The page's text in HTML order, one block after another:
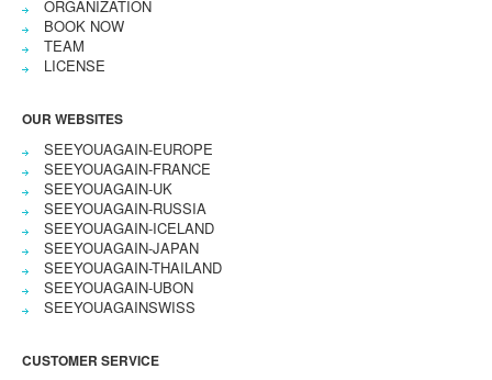
ORGANIZATION
BOOK NOW
TEAM
LICENSE
OUR WEBSITES
SEEYOUAGAIN-EUROPE
SEEYOUAGAIN-FRANCE
SEEYOUAGAIN-UK
SEEYOUAGAIN-RUSSIA
SEEYOUAGAIN-ICELAND
SEEYOUAGAIN-JAPAN
SEEYOUAGAIN-THAILAND
SEEYOUAGAIN-UBON
SEEYOUAGAINSWISS
CUSTOMER SERVICE